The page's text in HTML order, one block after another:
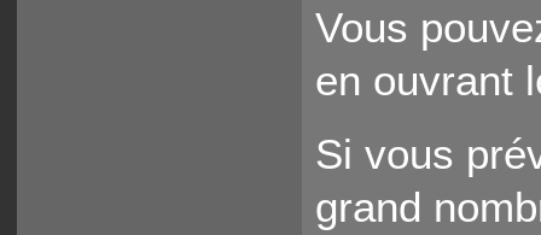
Vous
en ouvrant
Si vous
grand